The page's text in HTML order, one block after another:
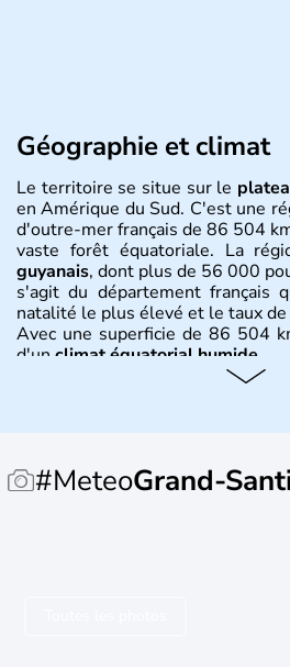
Géographie et climat
Le territoire se situe sur le
en Amérique du Sud. C'est une
d'outre-mer français de 86 504
vaste forêt équatoriale. La
guyanais, dont plus de 56 000
s'agit du département français
natalité le plus élevé et le taux
Avec une superficie de 86 504
d'un climat équatorial humide
peuplée d'amérindiens, la
#MeteoGrand-